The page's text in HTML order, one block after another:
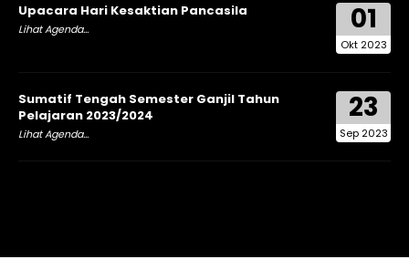
01
Okt 2023
Upacara Hari Kesaktian Pancasila
Lihat Agenda...
23
Sep 2023
Sumatif Tengah Semester Ganjil Tahun
Pelajaran 2023/2024
Lihat Agenda...